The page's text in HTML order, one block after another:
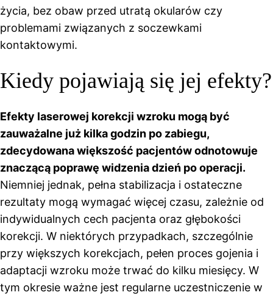
życia, bez obaw przed utratą okularów czy
problemami związanych z soczewkami
kontaktowymi.
Kiedy pojawiają się jej efekty?
Efekty laserowej korekcji wzroku mogą być
zauważalne już kilka godzin po zabiegu,
zdecydowana większość pacjentów odnotowuje
znaczącą poprawę widzenia dzień po operacji.
Niemniej jednak, pełna stabilizacja i ostateczne
rezultaty mogą wymagać więcej czasu, zależnie od
indywidualnych cech pacjenta oraz głębokości
korekcji. W niektórych przypadkach, szczególnie
przy większych korekcjach, pełen proces gojenia i
adaptacji wzroku może trwać do kilku miesięcy. W
tym okresie ważne jest regularne uczestniczenie w